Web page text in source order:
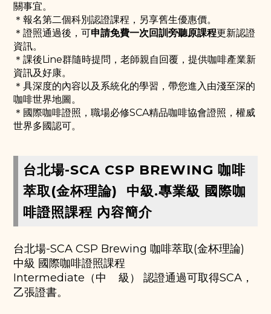
關事宜。
＊報名第二個科別認證課程，另享舊生優惠價。
＊證照通過後，可申請免費一次回訓旁聽原課程更新認證
資訊。
＊課後Line群隨時提問，老師親自回覆，提供咖啡產業新
資訊及好康。
＊具深度的內容以及系統化的學習，帶您進入由淺至深的
咖啡世界地圖。
＊國際咖啡證照，職場必修SCA精品咖啡協會證照，權威
世界多國認可。
台北場-SCA CSP BREWING 咖啡
萃取(金杯理論) 中級.專業級 國際咖
啡證照課程 內容簡介
台北場-SCA CSP Brewing 咖啡萃取(金杯理論)
中級 國際咖啡證照課程
Intermediate（中 級） 認證通過可取得SCA，
乙張證書。